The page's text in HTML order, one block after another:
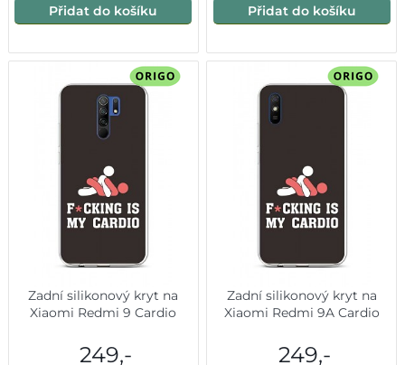
Přidat do košíku Přidat do košíku
Zadní silikonový kryt na
Xiaomi Redmi 9 Cardio
249,-
Zadní silikonový kryt na
Xiaomi Redmi 9A Cardio
249,-